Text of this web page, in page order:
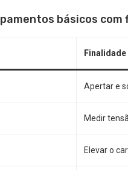
básicos com
Finalidade
Apertar e
Medir
Elevar o